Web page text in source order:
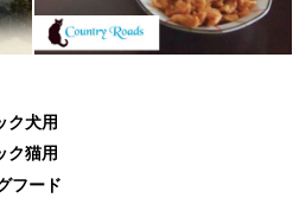
ク犬用
ク猫用
フード